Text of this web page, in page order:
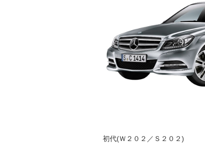
初代(Ｗ２０２／Ｓ２０２)